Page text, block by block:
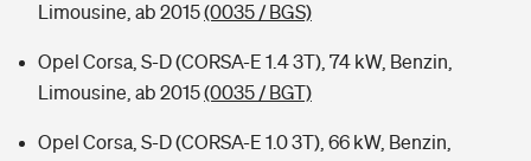
Limousine, ab 2015(0035 / BGS)
Opel Corsa, S-D (CORSA-E 1.4 3T), 74 kW, Benzin,
Limousine, ab 2015(0035 / BGT)
Opel Corsa, S-D (CORSA-E 1.0 3T), 66 kW, Benzin,